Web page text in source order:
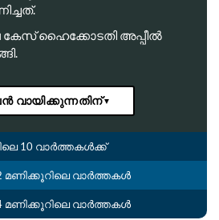
കേസ് ഹൈക്കോടതി അപ്പീൽ
വായിക്കുന്നതിന്▼
10 വാർത്തകൾക്ക്
മണിക്കൂറിലെ വാർത്തകൾ
മണിക്കൂറിലെ വാർത്തകൾ